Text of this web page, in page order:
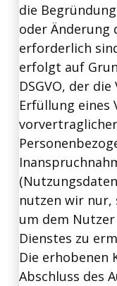
die
oder Änderung
erforderlich
erfolgt auf
DSGVO, der
Erfüllung eines
nutzen wir
um dem
Dienstes zu
Die erhobenen
Abschluss des